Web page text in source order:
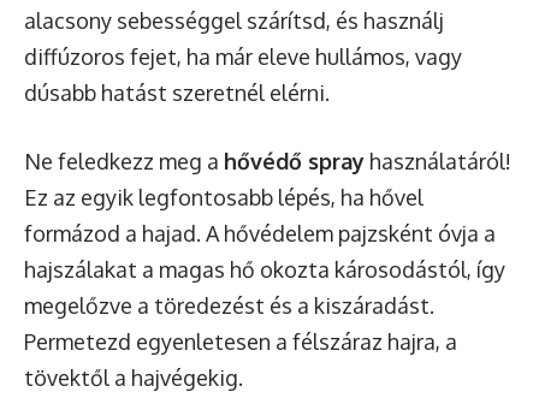
alacsony sebességgel szárítsd, és használj
diffúzoros fejet, ha már eleve hullámos, vagy
dúsabb hatást szeretnél elérni.
Ne feledkezz meg a hővédő spray használatáról!
Ez az egyik legfontosabb lépés, ha hővel
formázod a hajad. A hővédelem pajzsként óvja a
hajszálakat a magas hő okozta károsodástól, így
megelőzve a töredezést és a kiszáradást.
Permetezd egyenletesen a félszáraz hajra, a
tövektől a hajvégekig.